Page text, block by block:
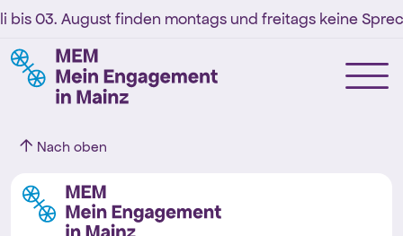
bis 03. August finden montags und freitags keine
Nach oben